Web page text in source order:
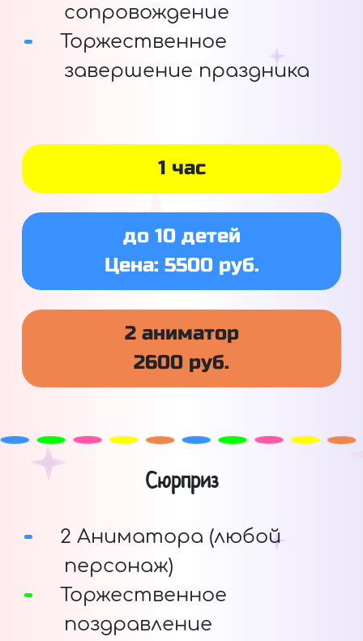
сопровождение
Торжественное
завершение праздника
1 час
до 10 детей
Цена: 5500 руб.
2 аниматор
2600 руб.
Сюрприз
2 Аниматора (любой
персонаж)
Торжественное
поздравление